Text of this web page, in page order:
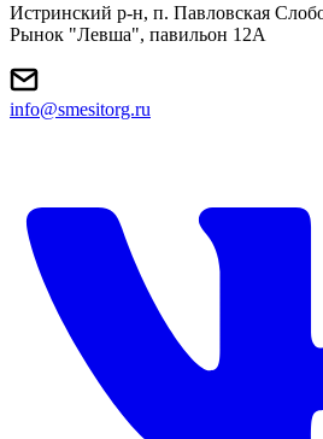
Истринский р-н, п. Павловская
Рынок "Левша", павильон 12A
info@smesitorg.ru